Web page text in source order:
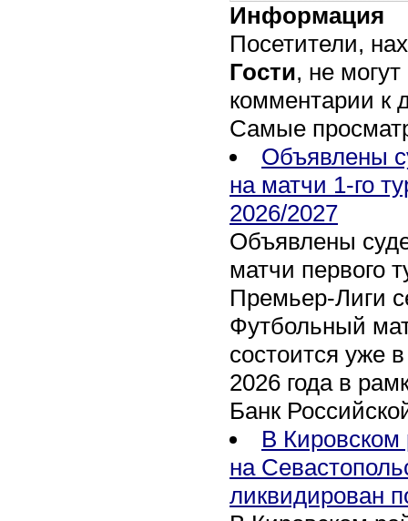
Информация
Посетители,
Гости, не
комментарии к
Самые
Объявлены
на матчи 1-го
2026/2027
Объявлены
матчи первого
Премьер-Лиги
Футбольный
состоится уже
2026 года в
Банк
В Кировском
на
ликвидирован